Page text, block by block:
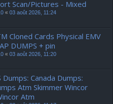
Scan/Pictures - Mixed
« 03 août 2026, 11:24
Cloned Cards Physical EMV
DUMPS + pin
« 03 août 2026, 11:20
Dumps: Canada Dumps:
Atm Skimmer Wincor
Atm